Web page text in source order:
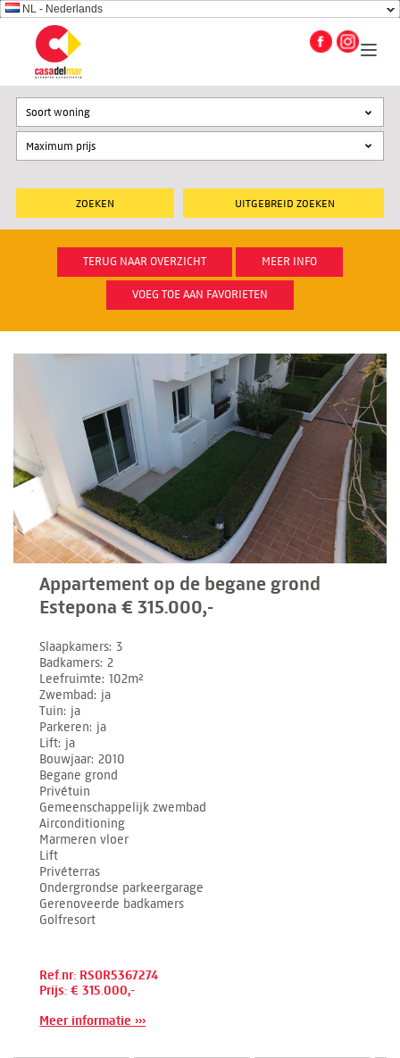
NL - Nederlands
UITGEBREID ZOEKEN
Soort woning
TERUG NAAR OVERZICHT MEER INFO
VOEG TOE AAN FAVORIETEN
Appartement op de begane grond
Estepona € 315.000,-
Slaapkamers 3
Badkamers 2
Leefruimte 102m²
Zwembad ja
Tuin ja
Parkeren ja
Lift ja
Bouwjaar 2010
Begane grond
Privétuin
Gemeenschappelijk zwembad
Airconditioning
Marmeren vloer
Lift
Privéterras
Ondergrondse parkeergarage
Gerenoveerde badkamers
Golfresort
Ref.nr: RSOR5367274
Prijs: € 315.000,-
Meer informatie ›››